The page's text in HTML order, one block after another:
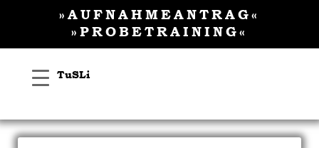
»AUFNAHMEANTRAG«
»PROBETRAINING«
TuSLi